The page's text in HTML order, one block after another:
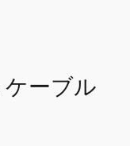
ケーブル